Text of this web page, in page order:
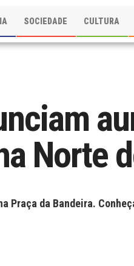
SOCIEDADE CULTURA
Norte
Praça da Bandeira.